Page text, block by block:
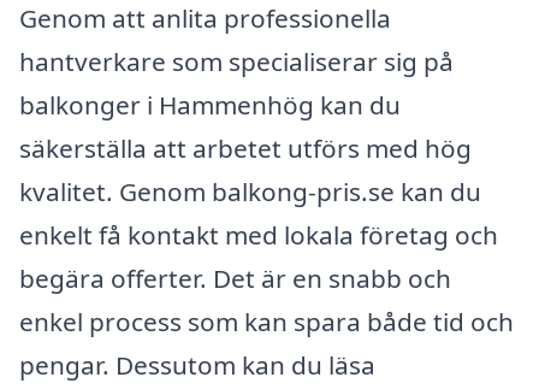
Genom att anlita professionella
hantverkare som specialiserar sig på
balkonger i Hammenhög kan du
säkerställa att arbetet utförs med hög
kvalitet. Genom balkong-pris.se kan du
enkelt få kontakt med lokala företag och
begära offerter. Det är en snabb och
enkel process som kan spara både tid och
pengar. Dessutom kan du läsa